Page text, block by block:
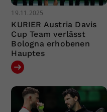
19.11.2025
KURIER Austria Davis
Cup Team verlässt
Bologna erhobenen
Hauptes